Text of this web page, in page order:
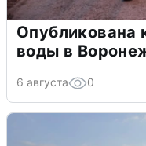
Опубликована
воды в
6 августа 0